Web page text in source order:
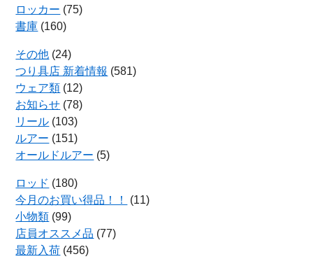
ロッカー (75)
書庫 (160)
その他 (24)
つり具店 新着情報 (581)
ウェア類 (12)
お知らせ (78)
リール (103)
ルアー (151)
オールドルアー (5)
ロッド (180)
今月のお買い得品！！
(11)
小物類 (99)
店員オススメ品 (77)
最新入荷 (456)